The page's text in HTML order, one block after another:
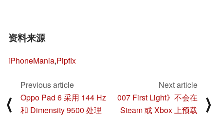
资料来源
iPhoneMania,Pipfix
⟨
Previous article
Oppo Pad 6 采用 144 Hz
和 Dimensity 9500 处理
Next article
007 First Light》不会在
Steam 或 Xbox 上预载
⟩